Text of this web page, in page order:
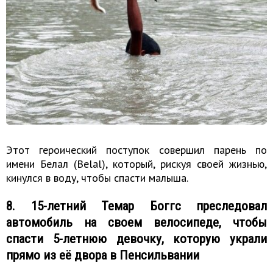
Этот героический поступок совершил парень по
имени Белал (Belal), который, рискуя своей жизнью,
кинулся в воду, чтобы спасти малыша.
8. 15-летний Темар Боггс преследовал
автомобиль на своем велосипеде, чтобы
спасти 5-летнюю девочку, которую украли
прямо из её двора в Пенсильвании